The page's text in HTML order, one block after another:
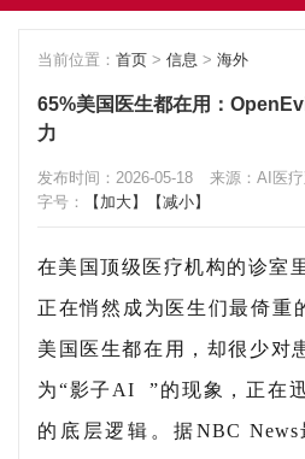
当前位置： 首页 > 信息 > 海外
65%美国医生都在用：
力
发布时间：2026-05-18 来源：AI医
字号：
【加大】 【减小】
在美国顶级医疗机构的诊室
正在悄然成为医生们最倚重
美国医生都在用，却很少
为“影子AI
”的现象，正在
的底层逻辑。据NBC